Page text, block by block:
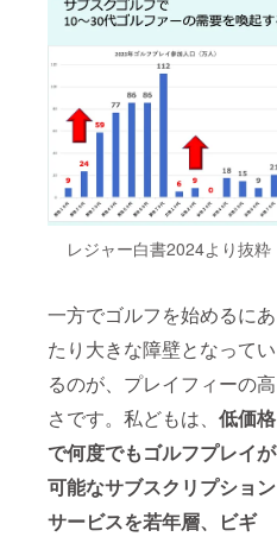
レジャー白書2024より抜粋
一方でゴルフを始めるにあ
たり大きな障壁となってい
るのが、プレイフィーの高
さです。私どもは、 低価格
で何度でもゴルフプレイが
可能なサブスクリプション
サービスを若年層、ビギ